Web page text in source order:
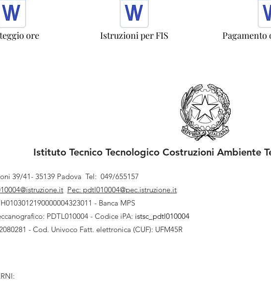
ore Istruzioni per FIS Pagamento
Istituto Tecnico Tecnologico Costruzioni Ambiente
39/41- 35139 Padova Tel: 049/655157
Pec: pdtl010004@pec.istruzione.it
- Banca MPS
PDTL010004 - Codice iPA: istsc_pdtl010004
- Cod. Univoco Fatt. elettronica (CUF): UFM45R